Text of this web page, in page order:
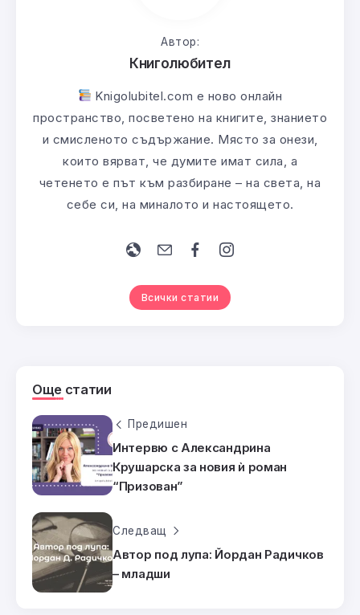
Автор:
Книголюбител
Knigolubitel.com е ново онлайн
пространство, посветено на книгите, знанието
и смисленото съдържание. Място за онези,
които вярват, че думите имат сила, а
четенето е път към разбиране – на света, на
себе си, на миналото и настоящето.
Всички статии
Още статии
Предишен
Интервю с Александрина
Крушарска за новия ѝ роман
“Призован”
Следващ
Автор под лупа: Йордан Радичков
– младши